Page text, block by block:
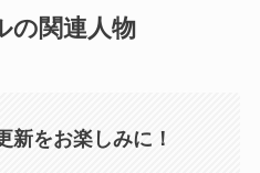
の関連人物
新をお楽しみに！